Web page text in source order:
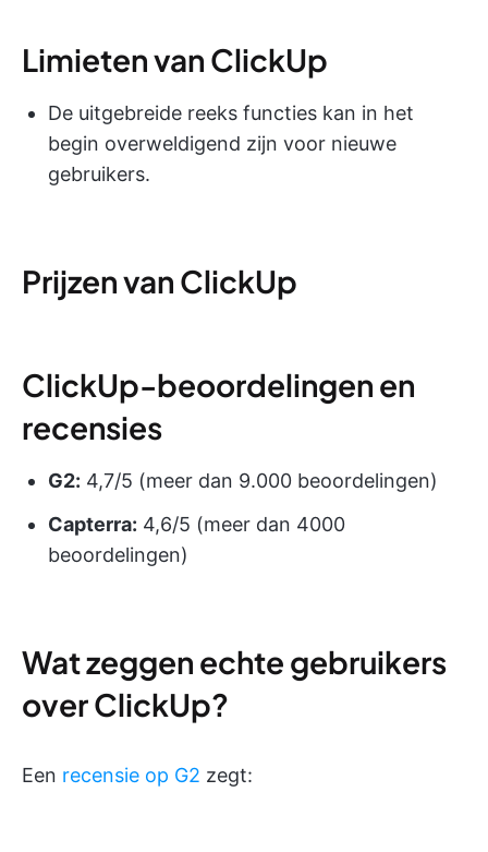
Limieten van ClickUp
De uitgebreide reeks functies kan in het
begin overweldigend zijn voor nieuwe
gebruikers.
Prijzen van ClickUp
ClickUp-beoordelingen en
recensies
G2: 4,7/5 (meer dan 9.000 beoordelingen)
Capterra: 4,6/5 (meer dan 4000
beoordelingen)
Wat zeggen echte gebruikers
over ClickUp?
Een recensie op G2 zegt: